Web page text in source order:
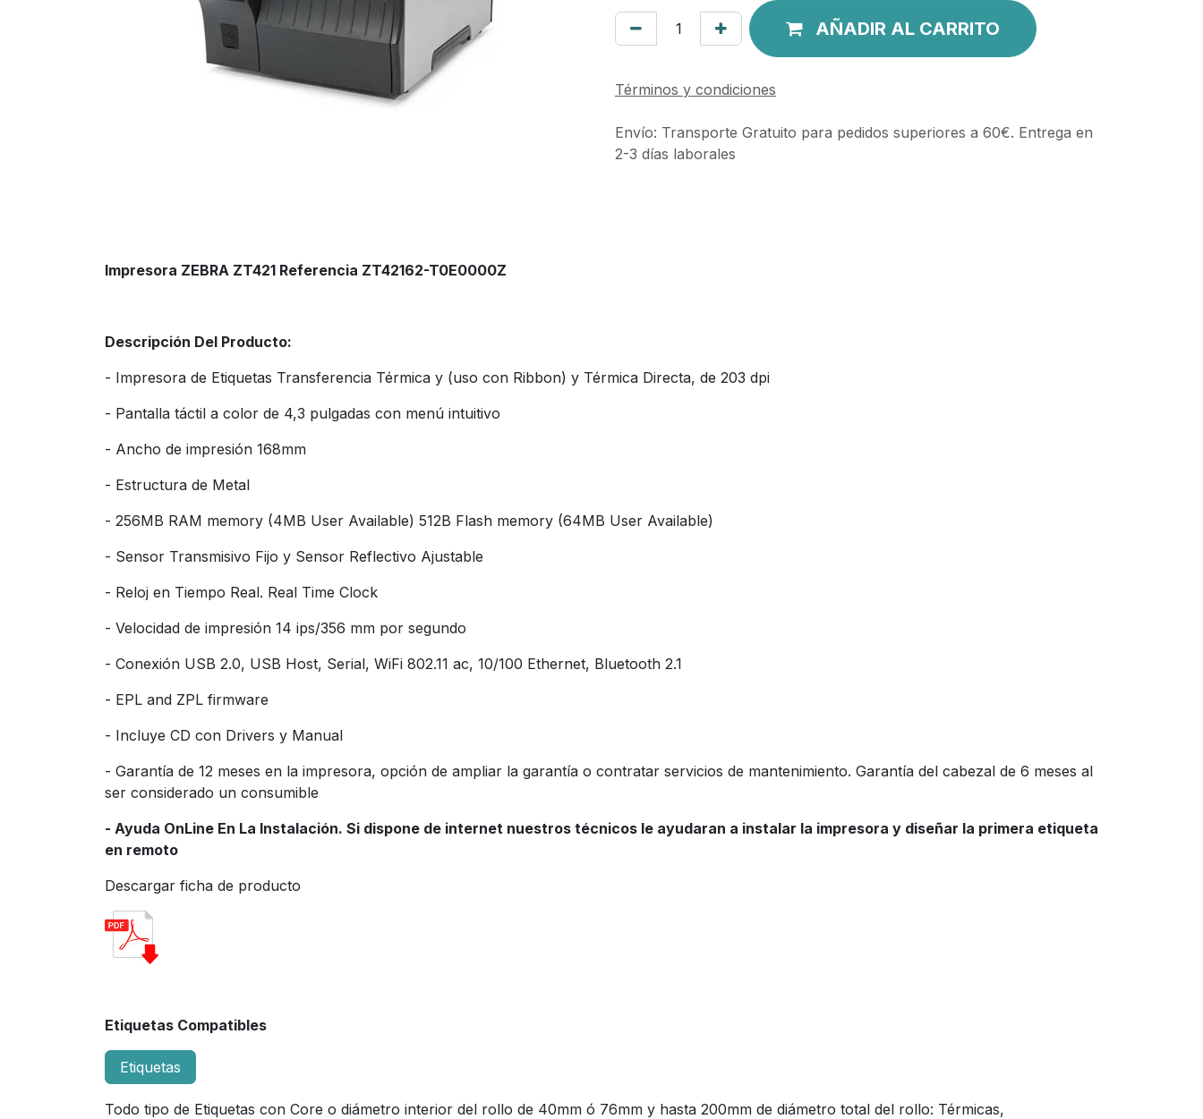
AÑADIR AL CARRITO
Términos y condiciones
Envío: Transporte Gratuito para pedidos superiores a 60€. Entrega en
2-3 días laborales
Impresora ZEBRA ZT421 Referencia ZT42162-T0E0000Z
Descripción Del Producto:
- Impresora de Etiquetas Transferencia Térmica y (uso con Ribbon) y Térmica Directa, de 203 dpi
- Pantalla táctil a color de 4,3 pulgadas con menú intuitivo
- Ancho de impresión 168mm
- Estructura de Metal
- 256MB RAM memory (4MB User Available) 512B Flash memory (64MB User Available)
- Sensor Transmisivo Fijo y Sensor Reflectivo Ajustable
- Reloj en Tiempo Real. Real Time Clock
- Velocidad de impresión 14 ips/356 mm por segundo
- Conexión USB 2.0, USB Host, Serial, WiFi 802.11 ac, 10/100 Ethernet, Bluetooth 2.1
- EPL and ZPL firmware
- Incluye CD con Drivers y Manual
- Garantía de 12 meses en la impresora, opción de ampliar la garantía o contratar servicios de mantenimiento. Garantía del cabezal de 6 meses al
ser considerado un consumible
- Ayuda OnLine En La Instalación. Si dispone de internet nuestros técnicos le ayudaran a instalar la impresora y diseñar la primera etiqueta
en remoto
Descargar ficha de producto
Etiquetas Compatibles
Etiquetas
Todo tipo de Etiquetas con Core o diámetro interior del rollo de 40mm ó 76mm y hasta 200mm de diámetro total del rollo: Térmicas,